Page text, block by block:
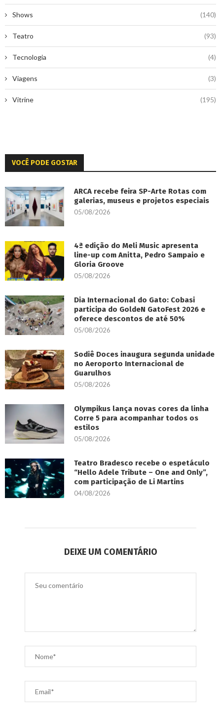
Shows (140)
Teatro (93)
Tecnologia (4)
Viagens (3)
Vitrine (195)
VOCÊ PODE GOSTAR
ARCA recebe feira SP-Arte Rotas com
galerias, museus e projetos especiais
05/08/2026
4ª edição do Meli Music apresenta
line-up com Anitta, Pedro Sampaio e
Gloria Groove
05/08/2026
Dia Internacional do Gato: Cobasi
participa do GoldeN GatoFest 2026 e
oferece descontos de até 50%
05/08/2026
Sodiê Doces inaugura segunda unidade
no Aeroporto Internacional de
Guarulhos
05/08/2026
Olympikus lança novas cores da linha
Corre 5 para acompanhar todos os
estilos
05/08/2026
Teatro Bradesco recebe o espetáculo
“Hello Adele Tribute – One and Only”,
com participação de Li Martins
04/08/2026
DEIXE UM COMENTÁRIO